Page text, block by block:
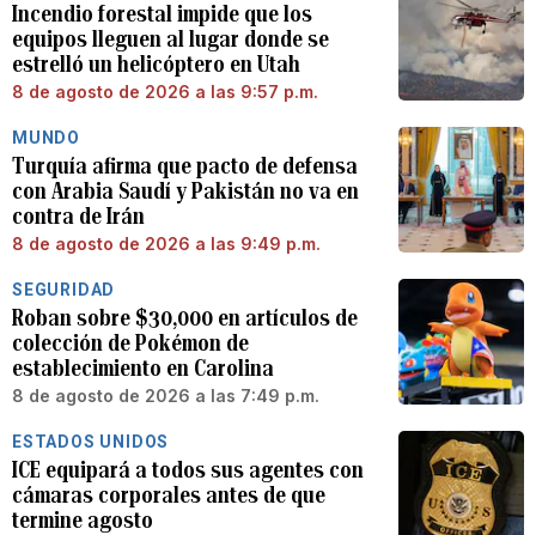
Incendio forestal impide que los
equipos lleguen al lugar donde se
estrelló un helicóptero en Utah
8 de agosto de 2026 a las 9:57 p.m.
MUNDO
Turquía afirma que pacto de defensa
con Arabia Saudí y Pakistán no va en
contra de Irán
8 de agosto de 2026 a las 9:49 p.m.
SEGURIDAD
Roban sobre $30,000 en artículos de
colección de Pokémon de
establecimiento en Carolina
8 de agosto de 2026 a las 7:49 p.m.
ESTADOS UNIDOS
ICE equipará a todos sus agentes con
cámaras corporales antes de que
termine agosto